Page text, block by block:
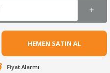
HEMEN SATIN AL
Fiyat Alarmı